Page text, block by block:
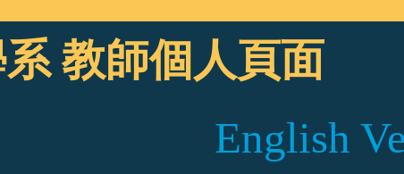
教師個人頁面
English